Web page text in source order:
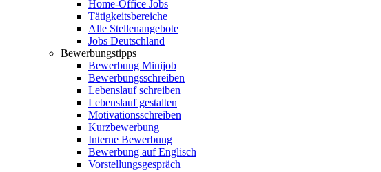
Home-Office Jobs
Tätigkeitsbereiche
Alle Stellenangebote
Jobs Deutschland
Bewerbungstipps
Bewerbung Minijob
Bewerbungsschreiben
Lebenslauf schreiben
Lebenslauf gestalten
Motivationsschreiben
Kurzbewerbung
Interne Bewerbung
Bewerbung auf Englisch
Vorstellungsgespräch